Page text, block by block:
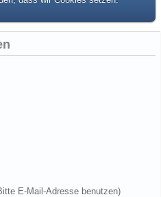
E-Mail-Adresse benutzen)